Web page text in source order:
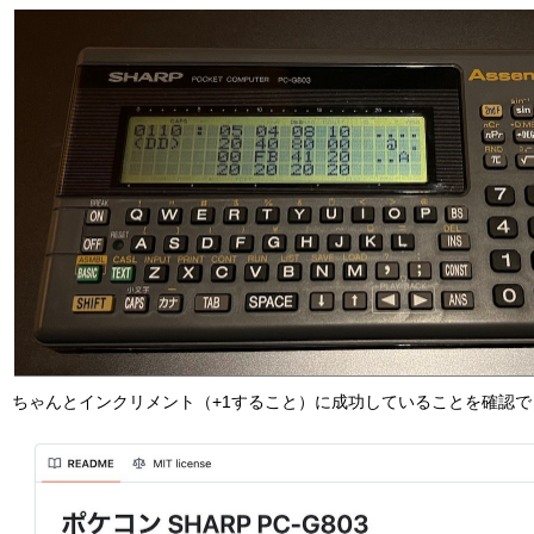
ちゃんとインクリメント（+1すること）に成功していることを確認